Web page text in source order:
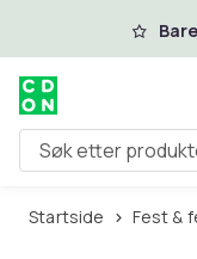
Hopp til
Søk etter produkter
Startside Fest &